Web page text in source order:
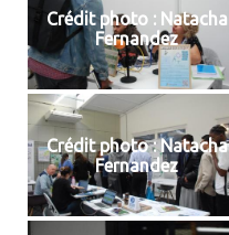
Crédit photo : Natacha
Fernandez
Crédit photo : Natacha
Fernandez